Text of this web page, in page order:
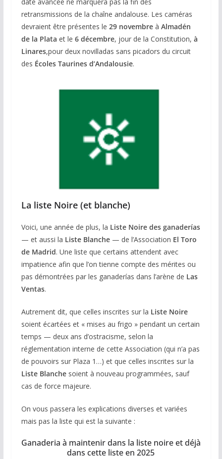
retransmissions de la chaîne andalouse. Les caméras
devraient être présentes le 29 novembre à Almadén
de la Plata et le 6 décembre, jour de la Constitution, à
Linares,pour deux novilladas sans picadors du circuit
des Écoles Taurines d’Andalousie.
La liste Noire (et blanche)
Voici, une année de plus, la Liste Noire des ganaderías
— et aussi la Liste Blanche— de l’Association El Toro
de Madrid. Une liste que certains attendent avec
impatience afin que l’on tienne compte des mérites ou
pas démontrées par les ganaderías dans l’arène de Las
Ventas.
Autrement dit, que celles inscrites sur la Liste Noire
soient écartées et « mises au frigo » pendant un certain
temps — deux ans d’ostracisme, selon la
réglementation interne de cette Association (qui n’a pas
de pouvoirs sur Plaza 1…) et que celles inscrites sur la
Liste Blanchesoient à nouveau programmées, sauf
cas de force majeure.
On vous passera les explications diverses et variées
mais pas la liste qui est la suivante :
Ganaderia à maintenir dans la liste noire et déjà
dans cette liste en 2025